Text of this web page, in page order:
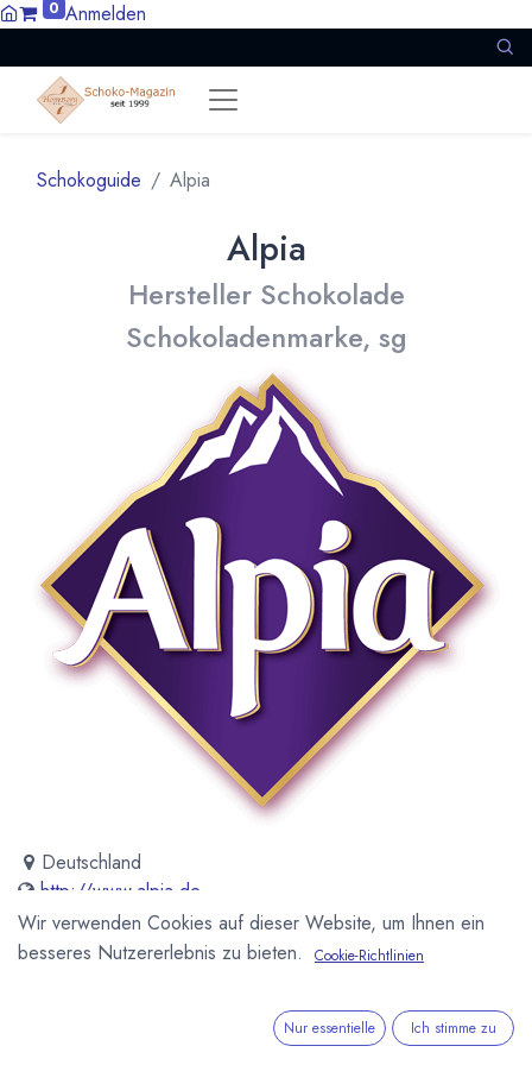
0 Anmelden
Schokoguide Alpia
Alpia
Hersteller Schokolade
Schokoladenmarke, sg
Deutschland
http://www.alpia.de
Wir verwenden Cookies auf dieser Website, um Ihnen ein
besseres Nutzererlebnis zu bieten.
Cookie-Richtlinien
Nur essentielle Ich stimme zu